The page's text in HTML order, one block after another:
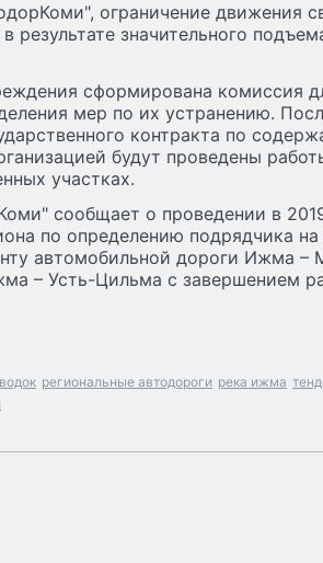
ограничение движения
в результате значительного
сформирована комиссия
мер по их устранению.
контракта по
будут проведены
участках.
сообщает о проведении в
по определению подрядчика
автомобильной дороги Ижма –
– Усть-Цильма с завершением
региональные автодороги река ижма